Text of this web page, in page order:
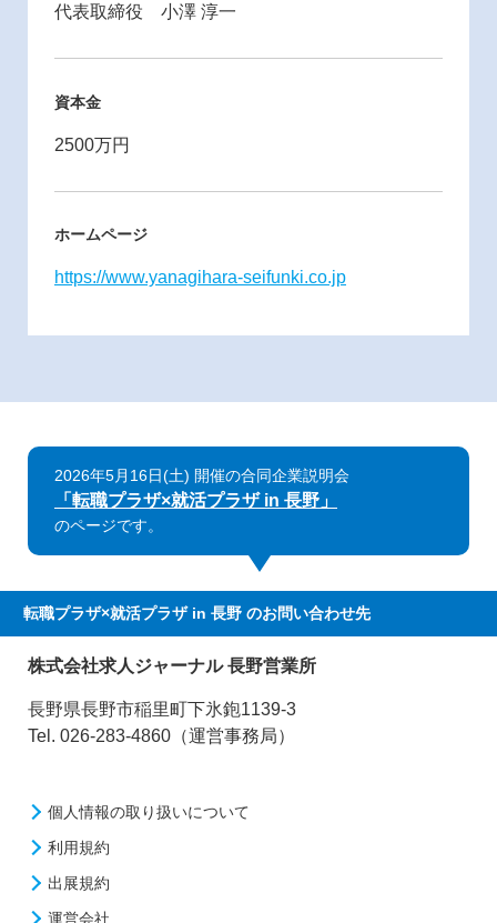
代表取締役 小澤 淳一
資本金
2500万円
ホームページ
https://www.yanagihara-seifunki.co.jp
2026年5月16日(土) 開催の合同企業説明会
「転職プラザ×就活プラザ in 長野」
のページです。
転職プラザ×就活プラザ in 長野 のお問い合わせ先
株式会社求人ジャーナル 長野営業所
長野県長野市稲里町下氷鉋1139-3
Tel. 026-283-4860（運営事務局）
個人情報の取り扱いについて
利用規約
出展規約
運営会社